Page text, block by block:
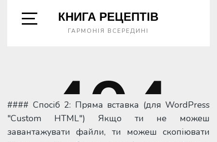
#### Спосіб 2: Пряма вставка (для WordPress
"Custom HTML") Якщо ти не можеш
завантажувати файли, ти можеш скопіювати